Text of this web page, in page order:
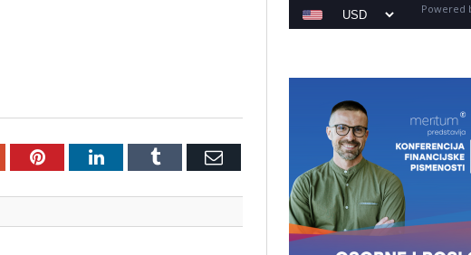
PinterestLinkedInTumblr Email
Powered